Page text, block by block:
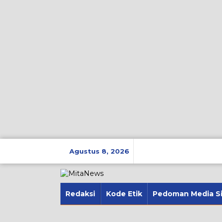
Agustus 8, 2026
Redaksi Kode Etik Pedoman Media